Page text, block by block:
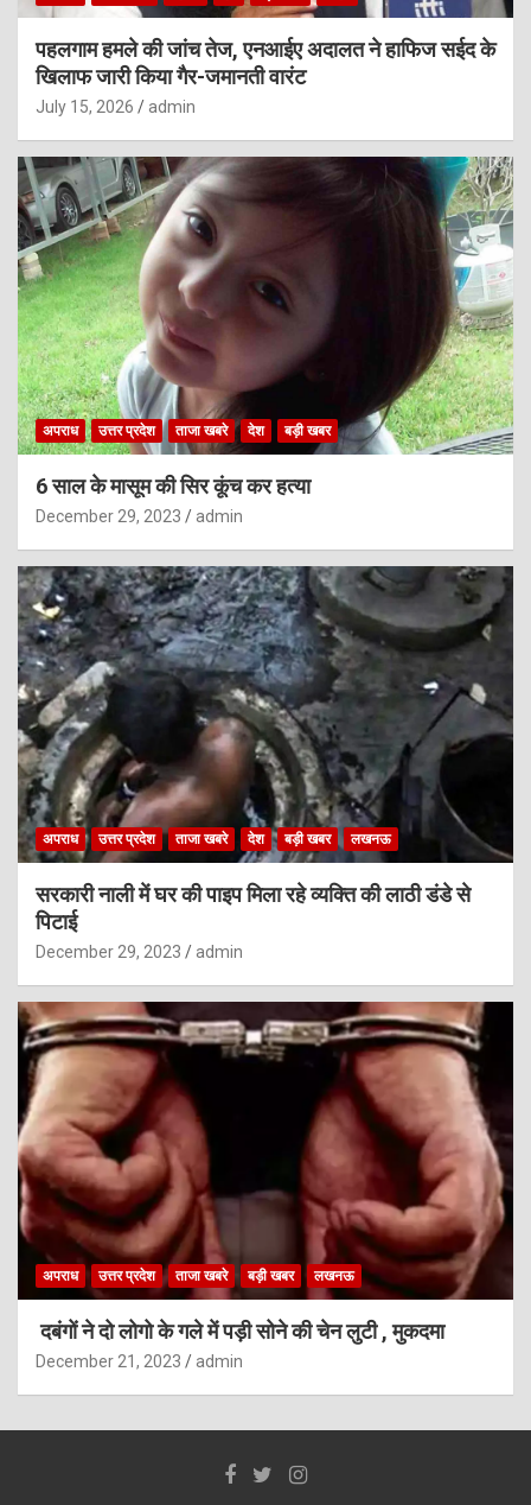
पहलगाम हमले की जांच तेज, एनआईए अदालत ने हाफिज सईद के
खिलाफ जारी किया गैर-जमानती वारंट
July 15, 2026 admin
अपराध उत्तर प्रदेश ताजा खबरे देश बड़ी खबर
6 साल के मासूम की सिर कूंच कर हत्या
December 29, 2023 admin
अपराध उत्तर प्रदेश ताजा खबरे देश बड़ी खबर लखनऊ
सरकारी नाली में घर की पाइप मिला रहे व्यक्ति की लाठी डंडे से
पिटाई
December 29, 2023 admin
अपराध उत्तर प्रदेश ताजा खबरे बड़ी खबर लखनऊ
दबंगों ने दो लोगो के गले में पड़ी सोने की चेन लुटी , मुकदमा
December 21, 2023 admin